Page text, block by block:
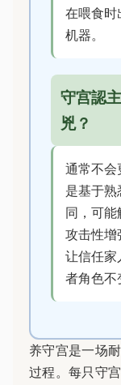
在喂食时
机器。
守宫認
兇？
通常不会
是基于
同，可
攻击性增
让信任家
者角色不
养守宫是一场
过程。每只守